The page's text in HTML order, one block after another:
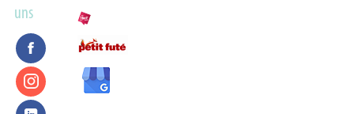
uns